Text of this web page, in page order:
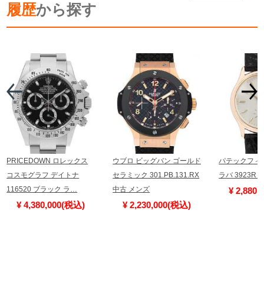
詳細を見る
履歴から探す
PRICEDOWN ロレックス
コスモグラフ デイトナ
116520 ブラック ラ…
¥ 4,380,000(税込)
ウブロ ビッグバン ゴールド
セラミック 301.PB.131.RX
中古 メンズ
¥ 2,230,000(税込)
パテックフィ
ラバ 3923R
¥